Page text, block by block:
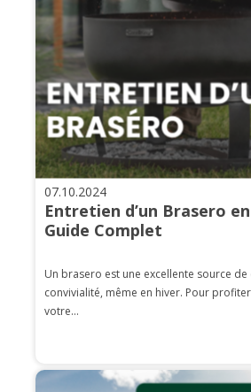
07.10.2024
Entretien d’un Brasero
Guide Complet
Un brasero est une excellente source de
convivialité, même en hiver. Pour
votre...